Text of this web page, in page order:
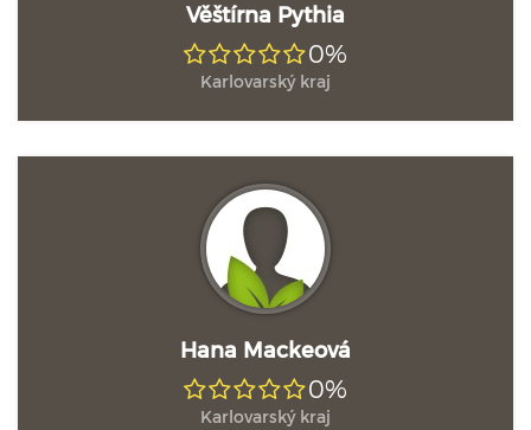
Věštírna Pythia
0%
Karlovarský kraj
Hana Mackeová
0%
Karlovarský kraj